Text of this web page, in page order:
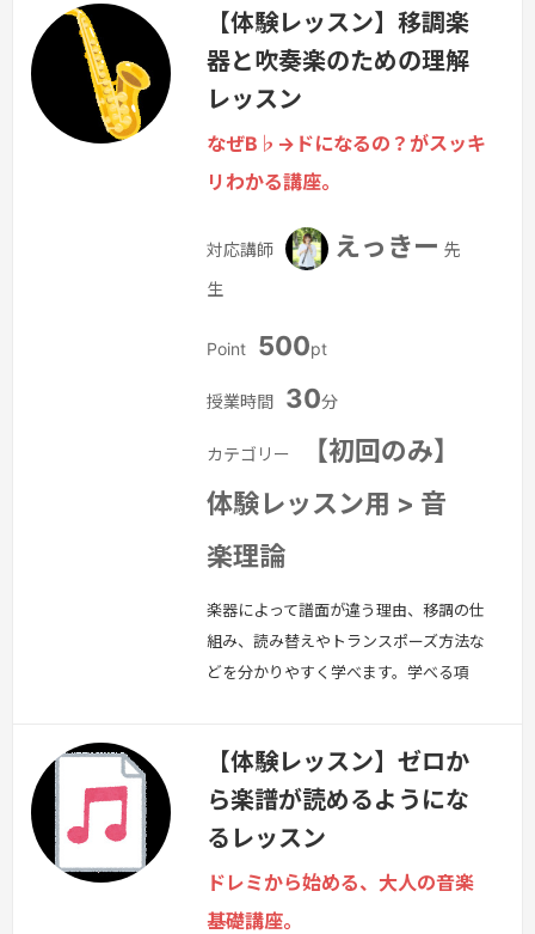
奏と構成の考え方初心者の「わからな
い」を一緒に整理します。続きを見る
»
【体験レッスン】移調楽
器と吹奏楽のための理解
レッスン
なぜB♭→ドになるの？がスッキ
リわかる講座。
対応講師 えっきー 先
生
Point 500pt
授業時間 30分
カテゴリー
【初回のみ】
体験レッスン用 > 音
楽理論
楽器によって譜面が違う理由、移調の仕
組み、読み替えやトランスポーズ方法な
どを分かりやすく学べます。学べる項
習・DTMでの吹奏楽パート管理・作
曲・編曲者向け基礎知識対象・吹奏楽経
験者・再開勢・DTMで管楽器を扱いた
»
【体験レッスン】ゼロか
ら楽譜が読めるようにな
るレッスン
ドレミから始める、大人の音楽
基礎講座。